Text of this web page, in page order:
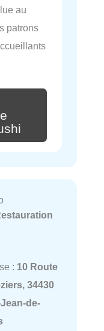
au
patrons
: 10 Route
34430
de-